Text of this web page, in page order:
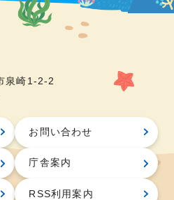
泉崎1-2-2
お問い合わせ
庁舎案内
RSS利用案内